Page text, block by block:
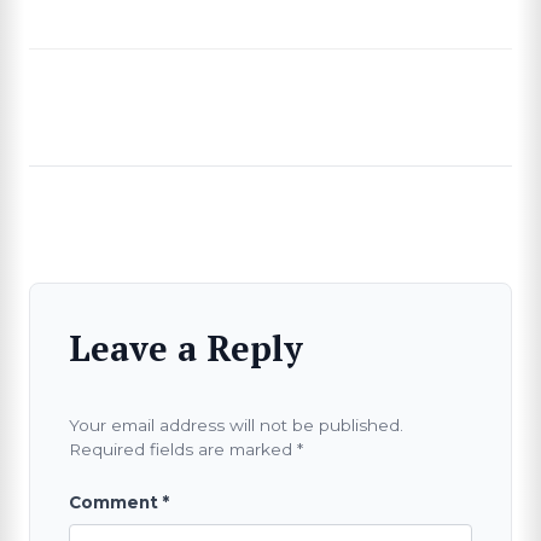
Leave a Reply
Your email address will not be published.
Required fields are marked *
Comment *